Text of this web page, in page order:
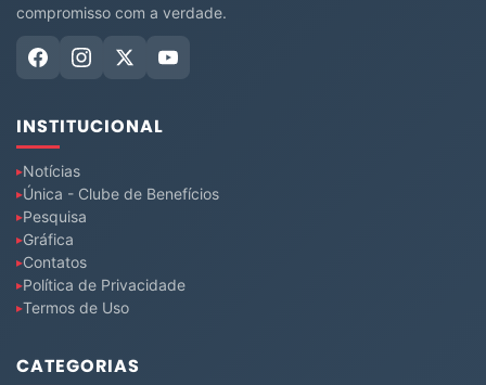
compromisso com a verdade.
INSTITUCIONAL
Notícias
Única - Clube de Benefícios
Pesquisa
Gráfica
Contatos
Política de Privacidade
Termos de Uso
CATEGORIAS